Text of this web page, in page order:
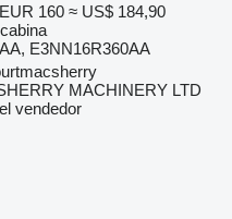
EUR 160 ≈ US$ 184,90
E3NN16R360AA
MACHINERY LTD
vendedor